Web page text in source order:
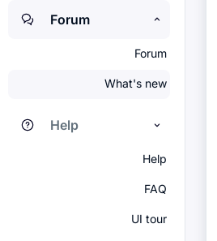
Forum
Forum
What's new
Help
Help
FAQ
UI tour